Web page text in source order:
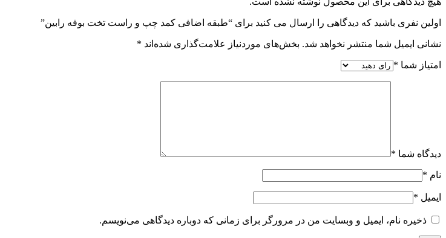
اولین نفری باشید که دیدگاهی را ارسال می کنید برای “طبقه اضافی کمد چپ و راست تخت بوفه رابین”
نشانی ایمیل شما منتشر نخواهد شد. بخش‌های موردنیاز علامت‌گذاری شده‌اند *
امتیاز شما *
دیدگاه شما *
نام *
ایمیل *
ذخیره نام، ایمیل و وبسایت من در مرورگر برای زمانی که دوباره دیدگاهی می‌نویسم.